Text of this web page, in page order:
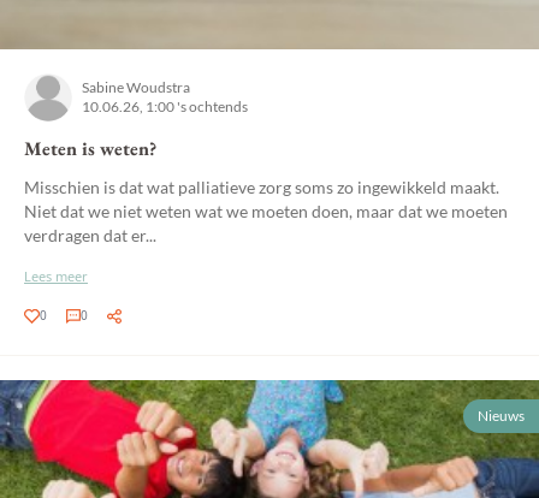
Sabine Woudstra
10.06.26, 1:00 's ochtends
Meten is weten?
Misschien is dat wat palliatieve zorg soms zo ingewikkeld maakt.
Niet dat we niet weten wat we moeten doen, maar dat we moeten
verdragen dat er...
Lees meer
0 0
Nieuws